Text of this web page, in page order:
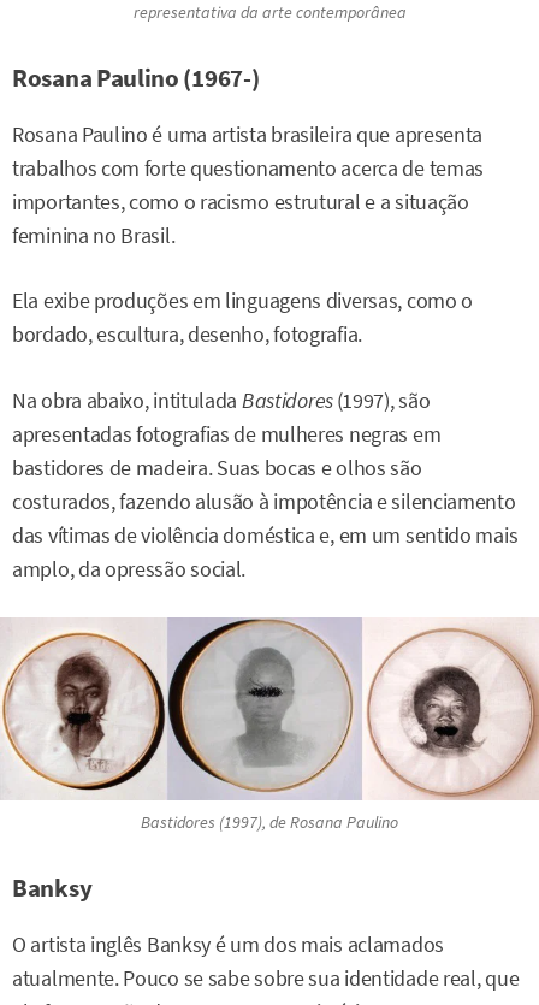
representativa da arte contemporânea
Rosana Paulino (1967-)
Rosana Paulino é uma artista brasileira que apresenta
trabalhos com forte questionamento acerca de temas
importantes, como o racismo estrutural e a situação
feminina no Brasil.
Ela exibe produções em linguagens diversas, como o
bordado, escultura, desenho, fotografia.
Na obra abaixo, intitulada Bastidores(1997), são
apresentadas fotografias de mulheres negras em
bastidores de madeira. Suas bocas e olhos são
costurados, fazendo alusão à impotência e silenciamento
das vítimas de violência doméstica e, em um sentido mais
amplo, da opressão social.
Bastidores (1997), de Rosana Paulino
Banksy
O artista inglês Banksy é um dos mais aclamados
atualmente. Pouco se sabe sobre sua identidade real, que